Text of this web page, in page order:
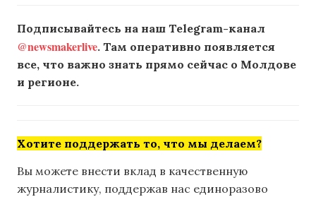
Подписывайтесь на наш Telegram-канал
@newsmakerlive. Там оперативно появляется
все, что важно знать прямо сейчас о Молдове
и регионе.
Хотите поддержать то, что мы делаем?
Вы можете внести вклад в качественную
журналистику, поддержав нас единоразово